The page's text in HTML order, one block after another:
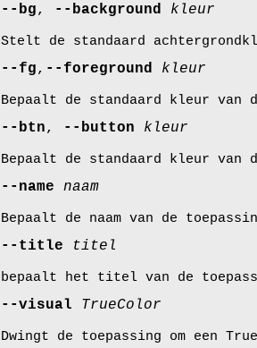
--bg, --background kleur
Stelt de standaard
--fg, --foreground kleur
Bepaalt de standaard kleur van
--btn, --button kleur
Bepaalt de standaard kleur van
--name naam
Bepaalt de naam van de
--title titel
bepaalt het titel van de
--visual TrueColor
Dwingt de toepassing om een